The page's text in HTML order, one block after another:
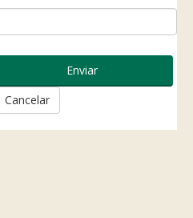
Enviar
Cancelar